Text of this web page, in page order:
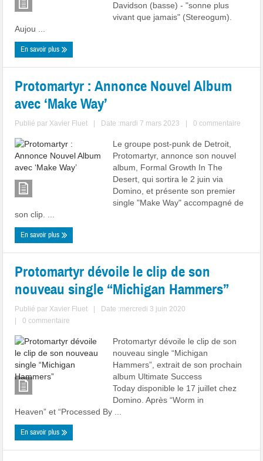
Davidson (basse) - "sonne plus
vivant que jamais" (Stereogum).
Aujou ...
En savoir plus
Protomartyr : Annonce Nouvel Album
avec ‘Make Way’
Publié par Xavier Fluet Date :mardi 7 mars 2023 0 commentaire
Le groupe post-punk de Detroit,
Protomartyr, annonce son nouvel
album, Formal Growth In The
Desert, qui sortira le 2 juin via
Domino, et présente son premier
single "Make Way" accompagné de
son clip. ...
En savoir plus
Protomartyr dévoile le clip de son
nouveau single “Michigan Hammers”
Publié par Xavier Fluet
Date :mercredi 3 juin 2020
0 commentaire
Protomartyr dévoile le clip de son
nouveau single “Michigan
Hammers”, extrait de son prochain
album Ultimate Success
Today disponible le 17 juillet chez
Domino. Après “Worm in
Heaven” et “Processed By ...
En savoir plus